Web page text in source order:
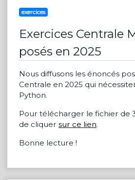
exercices
Exercices Centrale
posés en 2025
Nous diffusons les énoncés
Centrale en 2025 qui
Python.
Pour télécharger le fichier de
de cliquer sur ce lien.
Bonne lecture !